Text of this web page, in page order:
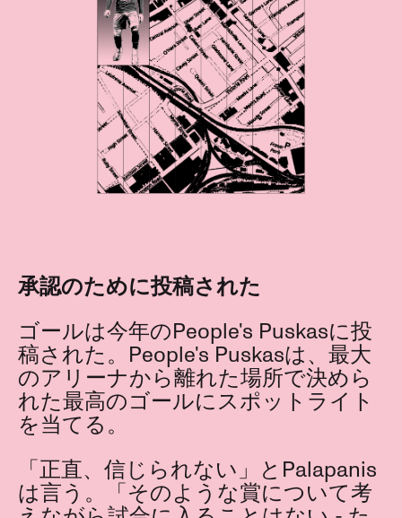
承認のために投稿された
ゴールは今年のPeople's Puskasに投
稿された。People's Puskasは、最大
のアリーナから離れた場所で決めら
れた最高のゴールにスポットライト
を当てる。
「正直、信じられない」とPalapanis
は言う。「そのような賞について考